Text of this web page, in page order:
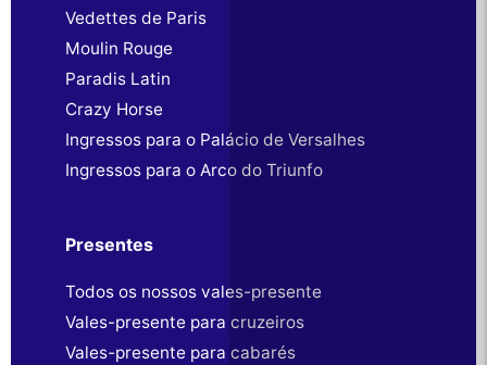
Vedettes de Paris
Moulin Rouge
Paradis Latin
Crazy Horse
Ingressos para o Palácio de Versalhes
Ingressos para o Arco do Triunfo
Presentes
Todos os nossos vales-presente
Vales-presente para cruzeiros
Vales-presente para cabarés